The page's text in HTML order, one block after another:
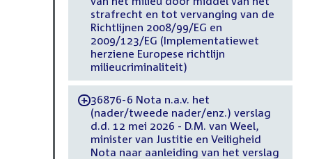
strafrecht en tot vervanging van de
Richtlijnen 2008/99/EG en
2009/123/EG (Implementatiewet
herziene Europese richtlijn
milieucriminaliteit)
-36876-6 Nota n.a.v. het
(nader/tweede nader/enz.) verslag
d.d. 12 mei 2026 - D.M. van Weel,
minister van Justitie en Veiligheid
Nota naar aanleiding van het verslag